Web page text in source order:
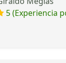
5 (Experiencia